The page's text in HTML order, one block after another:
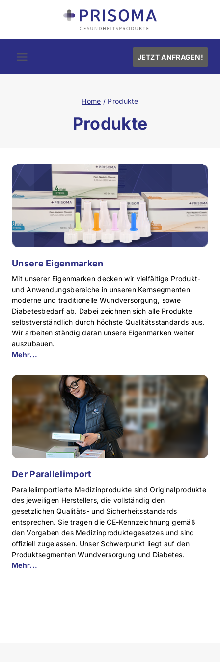
JETZT ANFRAGEN!
Home / Produkte
Produkte
Unsere Eigenmarken
Mit unserer Eigenmarken decken wir vielfältige Produkt-
und Anwendungsbereiche in unseren Kernsegmenten
moderne und traditionelle Wundversorgung, sowie
Diabetesbedarf ab. Dabei zeichnen sich alle Produkte
selbstverständlich durch höchste Qualitätsstandards aus.
Wir arbeiten ständig daran unsere Eigenmarken weiter
auszubauen.
Mehr...
Der Parallelimport
Parallelimportierte Medizinprodukte sind Originalprodukte
des jeweiligen Herstellers, die vollständig den
gesetzlichen Qualitäts- und Sicherheitsstandards
entsprechen. Sie tragen die CE-Kennzeichnung gemäß
den Vorgaben des Medizinproduktegesetzes und sind
offiziell zugelassen. Unser Schwerpunkt liegt auf den
Produktsegmenten Wundversorgung und Diabetes.
Mehr...